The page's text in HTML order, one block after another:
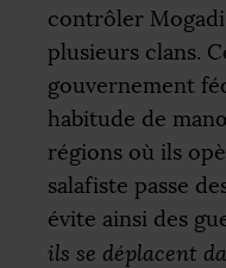
contrôler
plusieurs clans.
gouvernement
habitude de
régions où ils
salafiste passe
évite ainsi des
ils se déplacent